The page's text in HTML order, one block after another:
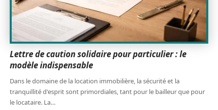
Lettre de caution solidaire pour particulier : le
modèle indispensable
Dans le domaine de la location immobilière, la sécurité et la
tranquillité d'esprit sont primordiales, tant pour le bailleur que pour
le locataire. La…